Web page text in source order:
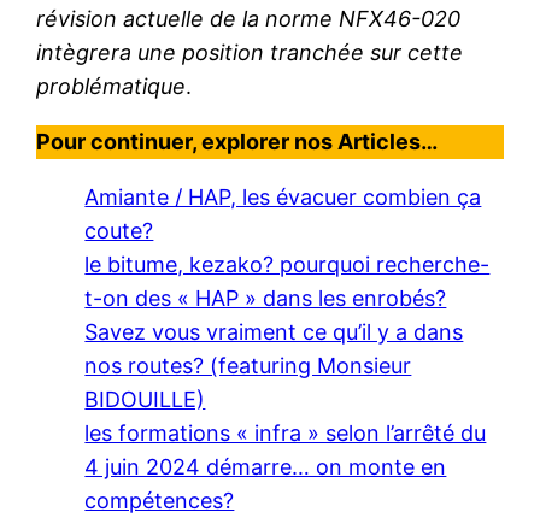
révision actuelle de la norme NFX46-020
intègrera une position tranchée sur cette
problématique.
Pour continuer, explorer nos Articles…
Amiante / HAP, les évacuer combien ça
coute?
le bitume, kezako? pourquoi recherche-
t-on des « HAP » dans les enrobés?
Savez vous vraiment ce qu’il y a dans
nos routes? (featuring Monsieur
BIDOUILLE)
les formations « infra » selon l’arrêté du
4 juin 2024 démarre… on monte en
compétences?